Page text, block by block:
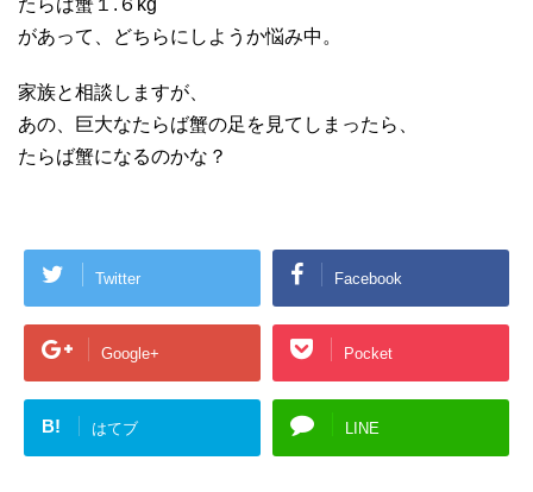
たらば蟹１.６kg
があって、どちらにしようか悩み中。
家族と相談しますが、
あの、巨大なたらば蟹の足を見てしまったら、
たらば蟹になるのかな？
Twitter Facebook
Google+ Pocket
B! はてブ LINE